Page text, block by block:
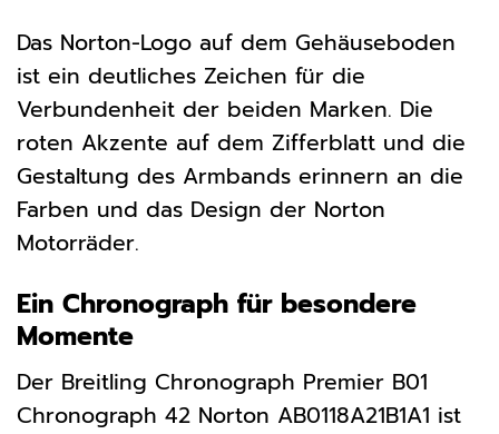
Das Norton-Logo auf dem Gehäuseboden
ist ein deutliches Zeichen für die
Verbundenheit der beiden Marken. Die
roten Akzente auf dem Zifferblatt und die
Gestaltung des Armbands erinnern an die
Farben und das Design der Norton
Motorräder.
Ein Chronograph für besondere
Momente
Der Breitling Chronograph Premier B01
Chronograph 42 Norton AB0118A21B1A1 ist